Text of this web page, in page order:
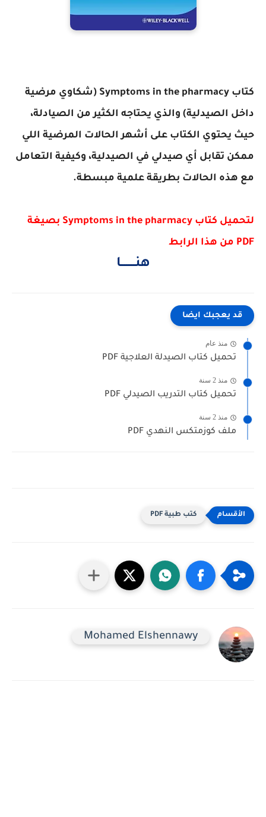
كتاب Symptoms in the pharmacy (شكاوي مرضية
داخل الصيدلية) والذي يحتاجه الكثير من الصيادلة،
حيث يحتوي الكتاب على أشهر الحالات المرضية اللي
ممكن تقابل أي صيدلي في الصيدلية، وكيفية التعامل
مع هذه الحالات بطريقة علمية مبسطة.
لتحميل كتاب Symptoms in the pharmacy بصيغة
PDF من هذا الرابط
هنــــــــا
قد يعجبك ايضا
منذ عام
تحميل كتاب الصيدلة العلاجية PDF
منذ 2 سنة
تحميل كتاب التدريب الصيدلي PDF
منذ 2 سنة
ملف كوزمتكس النهدي PDF
كتب طبية PDF
Mohamed Elshennawy